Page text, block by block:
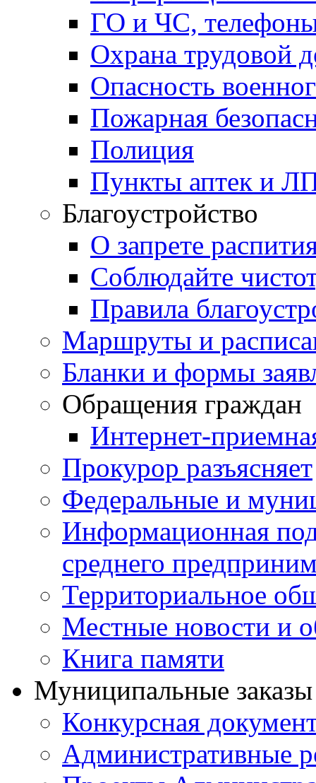
ГО и ЧС,
Охрана трудовой
Опасность
Пожарная
Полиция
Пункты аптек и
Благоустройство
О запрете
Соблюдайте
Правила
Маршруты и
Бланки и формы
Обращения граждан
Интернет-
Прокурор разъясняет
Федеральные и
Информационная
среднего
Территориальное
Местные новости и
Книга памяти
Муниципальные
Конкурсная
Административные